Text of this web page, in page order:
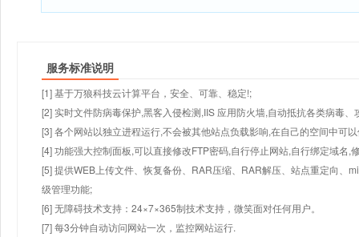
服务标准说明
[1] 基于万狼科技云计算平台，安全、可靠、稳定!;
[2] 实时文件防病毒保护,黑客入侵检测,IIS 应用防火墙,自动抵抗各类病毒、
[3] 各个网站以独立进程运行,不会被其他站点负载影响,在自己的空间中可
[4] 功能强大控制面板,可以直接修改FTP密码,自行停止网站,自行绑定域名,
[5] 提供WEB上传文件、恢复备份、RAR压缩、RAR解压、站点重定向、
级管理功能;
[6] 无障碍技术支持：24×7×365制技术支持，微笑面对任何用户。
[7] 每3分钟自动访问网站一次，监控网站运行.